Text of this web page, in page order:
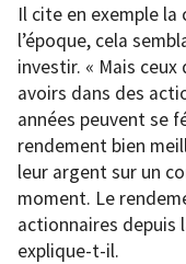
Il cite en exemple la
l’époque, cela
investir. « Mais
avoirs dans des
années peuvent se
rendement bien
leur argent sur un
moment. Le
actionnaires depuis
explique-t-il.